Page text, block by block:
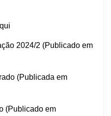
2024/2 (Publicado em
(Publicada em
(Publicado em